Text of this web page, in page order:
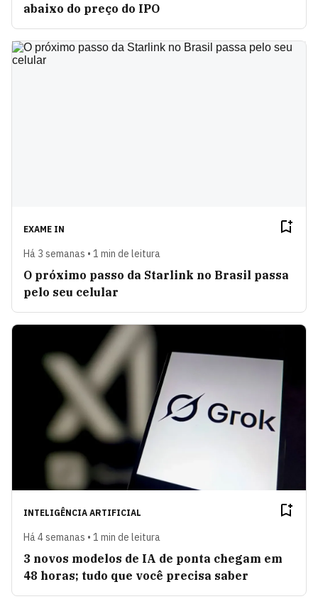
abaixo do preço do IPO
EXAME IN
Há 3 semanas • 1 min de leitura
O próximo passo da Starlink no Brasil passa
pelo seu celular
INTELIGÊNCIA ARTIFICIAL
Há 4 semanas • 1 min de leitura
3 novos modelos de IA de ponta chegam em
48 horas; tudo que você precisa saber